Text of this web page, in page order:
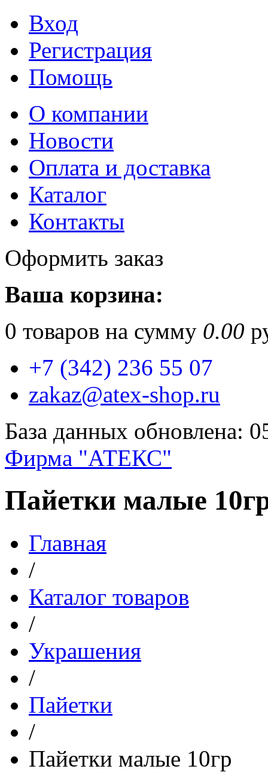
Вход
Регистрация
Помощь
О компании
Новости
Оплата и доставка
Каталог
Контакты
Оформить заказ
Ваша корзина:
0 товаров на сумму 0.00
+7 (342) 236 55 07
zakaz@atex-shop.ru
База данных обновлена:
Фирма "АТЕКС"
Пайетки малые
Главная
/
Каталог товаров
/
Украшения
/
Пайетки
/
Пайетки малые 10гр